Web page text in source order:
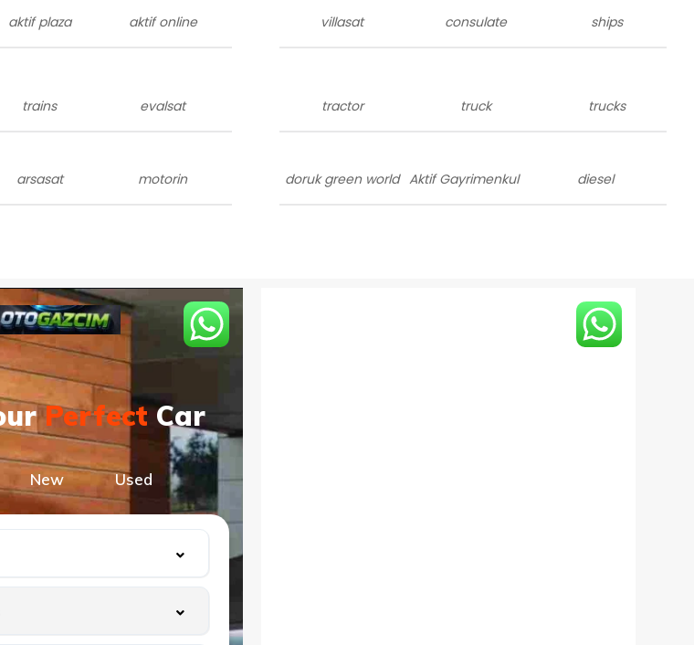
aktif plaza aktif online villasat consulate ships
trains evalsat tractor truck trucks
arsasat motorin doruk green world Aktif Gayrimenkul diesel